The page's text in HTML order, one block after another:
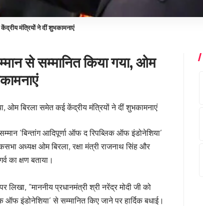
केंद्रीय मंत्रियों ने दीं शुभकामनाएं
से सम्मानित किया गया, ओम
‘बिन्तांग आदिपूर्णा ऑफ द रिपब्लिक ऑफ इंडोनेशिया’
अध्यक्ष ओम बिरला, रक्षा मंत्री राजनाथ सिंह और
का क्षण बताया।
“माननीय प्रधानमंत्री श्री नरेंद्र मोदी जी को
ऑफ इंडोनेशिया’ से सम्मानित किए जाने पर हार्दिक बधाई।